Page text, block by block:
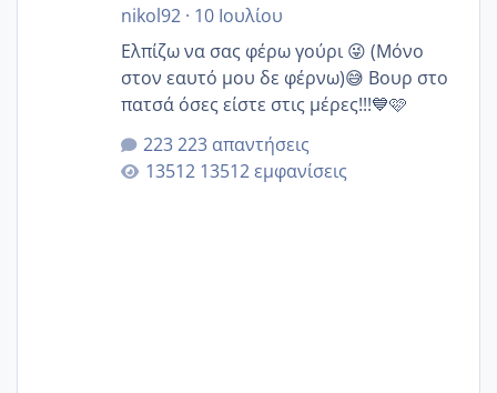
nikol92· 10 Ιουλίου
Ελπίζω να σας φέρω γούρι 😜 (Μόνο
στον εαυτό μου δε φέρνω)😅 Βουρ στο
πατσά όσες είστε στις μέρες!!!💙🩷
223 απαντήσεις
13512 εμφανίσεις